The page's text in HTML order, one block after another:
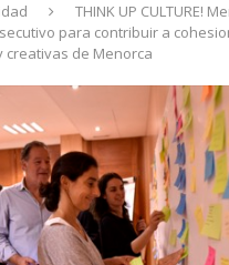
THINK UP CULTURE!
para contribuir a
de Menorca